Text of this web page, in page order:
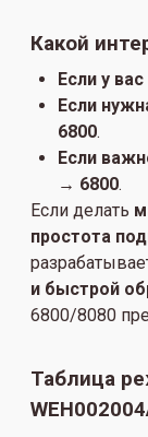
Какой
Если у
Если
6800.
Если
→ 6800.
Если делать
простота
и быстрой
6800/8080
Таблица